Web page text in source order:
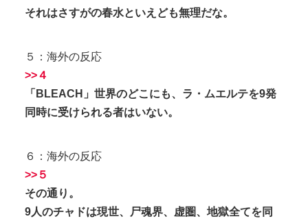
それはさすがの春水といえども無理だな。
５：海外の反応
>>４
「BLEACH」世界のどこにも、ラ・ムエルテを9発
同時に受けられる者はいない。
６：海外の反応
>>５
その通り。
9人のチャドは現世、尸魂界、虚圏、地獄全てを同